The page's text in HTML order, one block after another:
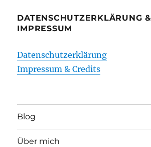
DATENSCHUTZERKLÄRUNG &
IMPRESSUM
Datenschutzerklärung
Impressum & Credits
Blog
Über mich